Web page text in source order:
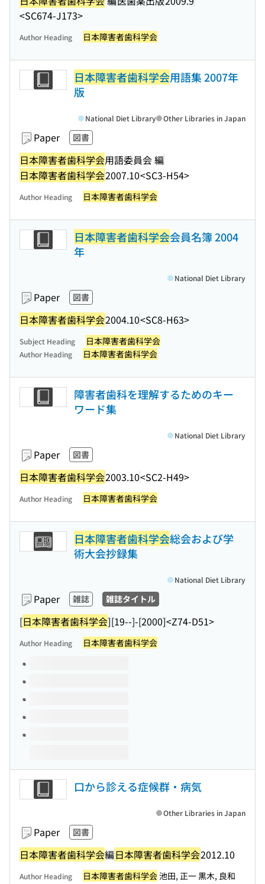
<SC674-J173>
Author Heading 日本障害者歯科学会
日本障害者歯科学会用語集 2007年
版
Paper 図書
日本障害者歯科学会用語委員会 編
日本障害者歯科学会2007.10<SC3-H54>
National Diet Library Other Libraries in Japan
Author Heading 日本障害者歯科学会
日本障害者歯科学会会員名簿 2004
年
Paper 図書
日本障害者歯科学会2004.10<SC8-H63>
National Diet Library
Subject Heading 日本障害者歯科学会
Author Heading 日本障害者歯科学会
障害者歯科を理解するためのキー
ワード集
Paper 図書
日本障害者歯科学会2003.10<SC2-H49>
National Diet Library
Author Heading 日本障害者歯科学会
日本障害者歯科学会総会および学
術大会抄録集
Paper 雑誌 雑誌タイトル
[日本障害者歯科学会][19--]-[2000]<Z74-D51>
National Diet Library
Author Heading 日本障害者歯科学会
Volumes of this title
口から診える症候群・病気
Paper 図書
日本障害者歯科学会編日本障害者歯科学会2012.10
Other Libraries in Japan
Author Heading 日本障害者歯科学会池田, 正一 黒木, 良和